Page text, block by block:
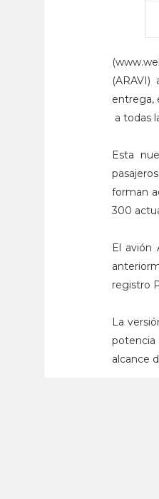
entrega,
a todas
Esta
forman
300
El avión
registro
La
potencia
alcance